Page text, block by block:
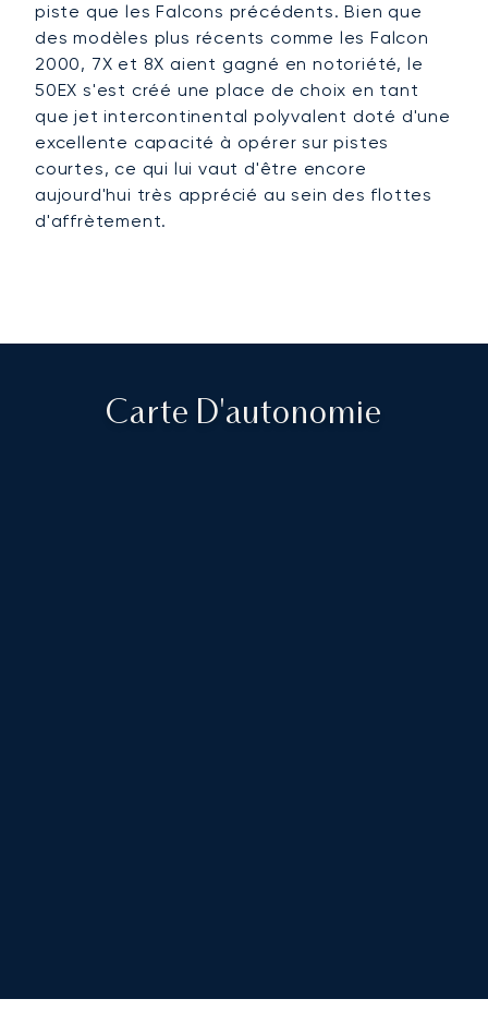
piste que les Falcons précédents. Bien que
des modèles plus récents comme les Falcon
2000, 7X et 8X aient gagné en notoriété, le
50EX s'est créé une place de choix en tant
que jet intercontinental polyvalent doté d'une
excellente capacité à opérer sur pistes
courtes, ce qui lui vaut d'être encore
aujourd'hui très apprécié au sein des flottes
d'affrètement.
Carte D'autonomie